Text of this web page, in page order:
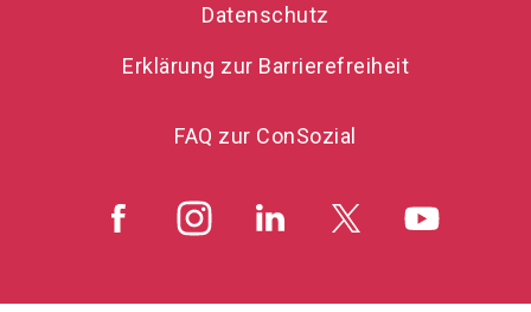
Datenschutz
Erklärung zur Barrierefreiheit
FAQ zur ConSozial